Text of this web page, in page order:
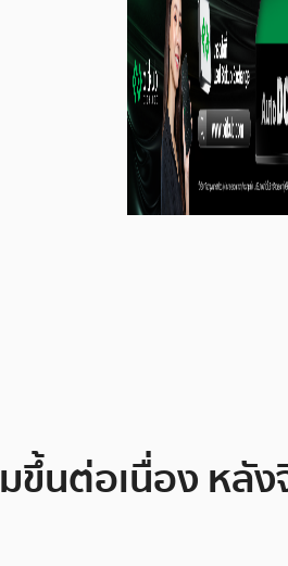
ขึ้นต่อเนื่อง หลั